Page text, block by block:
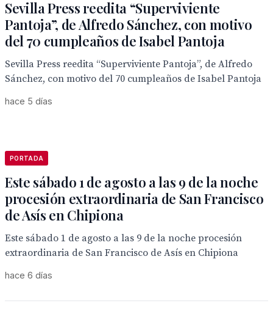
Sevilla Press reedita “Superviviente
Pantoja”, de Alfredo Sánchez, con motivo
del 70 cumpleaños de Isabel Pantoja
Sevilla Press reedita “Superviviente Pantoja”, de Alfredo
Sánchez, con motivo del 70 cumpleaños de Isabel Pantoja
hace 5 días
PORTADA
Este sábado 1 de agosto a las 9 de la noche
procesión extraordinaria de San Francisco
de Asís en Chipiona
Este sábado 1 de agosto a las 9 de la noche procesión
extraordinaria de San Francisco de Asís en Chipiona
hace 6 días